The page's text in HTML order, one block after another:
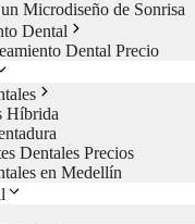
Microdiseño de Sonrisa
Dental
Dental Precio
Híbrida
Dentales Precios
en Medellín